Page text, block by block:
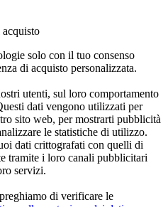
acquisto
solo con il tuo consenso
di acquisto personalizzata.
utenti, sul loro comportamento
dati vengono utilizzati per
sito web, per mostrarti pubblicità
le statistiche di utilizzo.
dati crittografati con quelli di
tramite i loro canali pubblicitari
servizi.
di verificare le